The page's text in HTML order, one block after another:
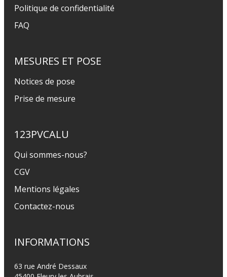
Politique de confidentialité
FAQ
MESURES ET POSE
Notices de pose
Prise de mesure
123PVCALU
Qui sommes-nous?
CGV
Mentions légales
Contactez-nous
INFORMATIONS
63 rue André Dessaux